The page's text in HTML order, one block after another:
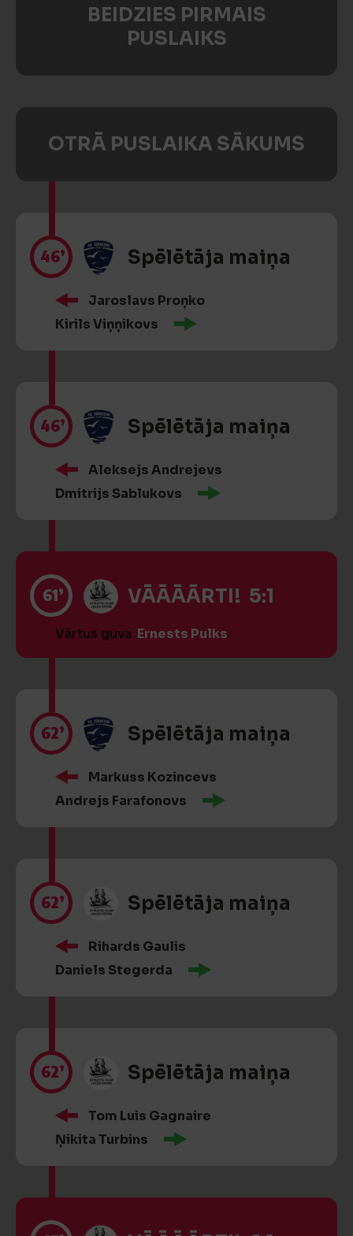
BEIDZIES PIRMAIS
PUSLAIKS
OTRĀ PUSLAIKA SĀKUMS
46’ Spēlētāja maiņa
Jaroslavs Proņko
Kirils Viņņikovs
46’ Spēlētāja maiņa
Aleksejs Andrejevs
Dmitrijs Sablukovs
61’ VĀĀĀĀRTI! 5:1
Vārtus guva Ernests Pulks
62’ Spēlētāja maiņa
Markuss Kozincevs
Andrejs Farafonovs
62’ Spēlētāja maiņa
Rihards Gaulis
Daniels Stegerda
62’ Spēlētāja maiņa
Tom Luis Gagnaire
Ņikita Turbins